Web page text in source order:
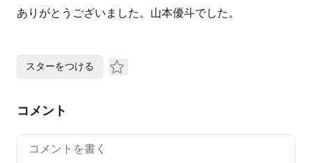
ありがとうございました。山本優斗でした。
スターをつける
コメント
Your comment